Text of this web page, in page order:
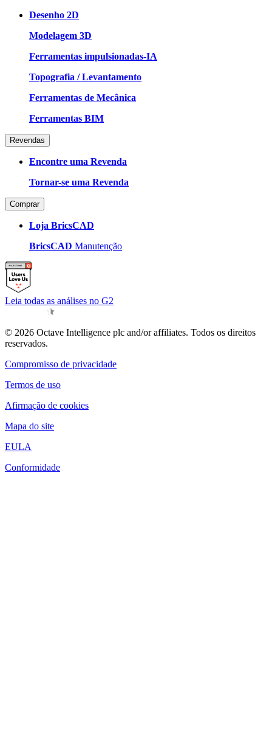
Desenho 2D
Modelagem 3D
Ferramentas impulsionadas-IA
Topografia / Levantamento
Ferramentas de Mecânica
Ferramentas BIM
Revendas
Encontre uma Revenda
Tornar-se uma Revenda
Comprar
Loja BricsCAD
BricsCAD Manutenção
Leia todas as análises no G2
© 2026 Octave Intelligence plc and/or affiliates. Todos os direitos
reservados.
Compromisso de privacidade
Termos de uso
Afirmação de cookies
Mapa do site
EULA
Conformidade